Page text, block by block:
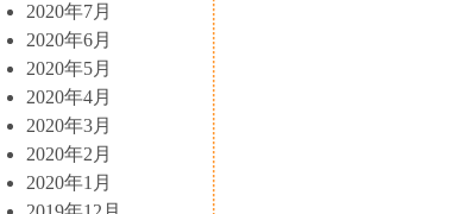
2020年7月
2020年6月
2020年5月
2020年4月
2020年3月
2020年2月
2020年1月